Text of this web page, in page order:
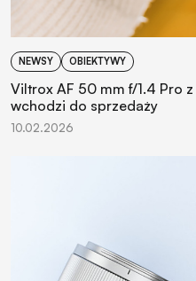
NEWSY OBIEKTYWY
Viltrox AF 50 mm f/1.4 Pro
wchodzi do sprzedaży
10.02.2026